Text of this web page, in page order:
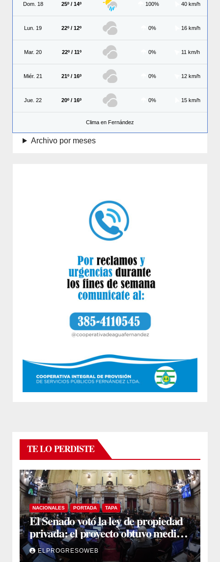
Dom. 18 25º / 14º 100% 40 km/h
Lun. 19 22º / 12º 0% 16 km/h
Mar. 20 22º / 11º 0% 11 km/h
Miér. 21 21º / 16º 0% 12 km/h
Jue. 22 20º / 16º 0% 15 km/h
Clima en Fernández
Archivo por meses
TE LO PERDISTE
NACIONALES PORTADA TAPA
El Senado votó la ley de propiedad
privada: el proyecto obtuvo media
sanción
ELPROGRESOWEB